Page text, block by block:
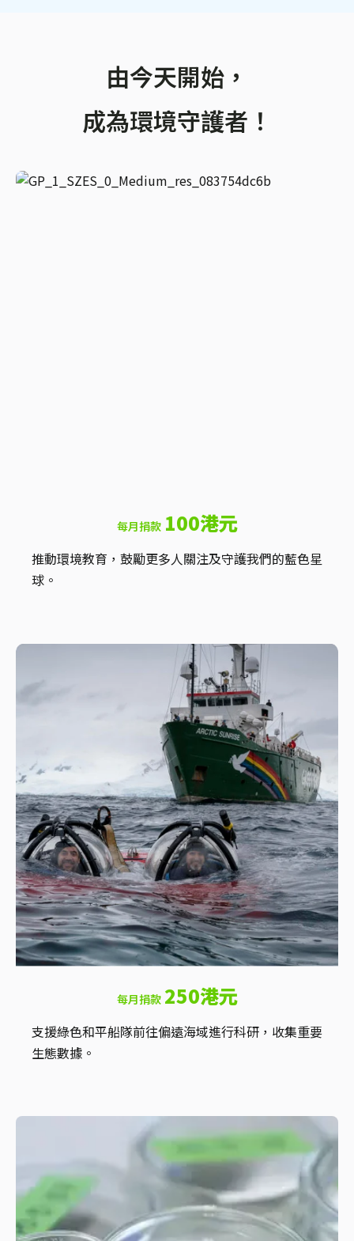
由今天開始，
成為環境守護者！
每月捐款 100港元
推動環境教育，鼓勵更多人關注及守護我們的藍色星
球。
每月捐款 250港元
支援綠色和平船隊前往偏遠海域進行科研，收集重要
生態數據。